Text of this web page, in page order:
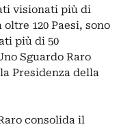
visionati più di
120 Paesi, sono
più di 50
Sguardo Raro
Presidenza della
consolida il